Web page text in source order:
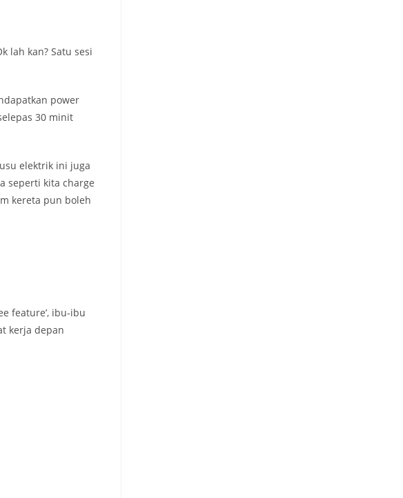
lah kan? Satu sesi
power
30 minit
elektrik ini juga
seperti kita charge
kereta pun boleh
feature’, ibu-ibu
kerja depan